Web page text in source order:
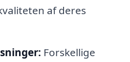
af deres
Forskellige